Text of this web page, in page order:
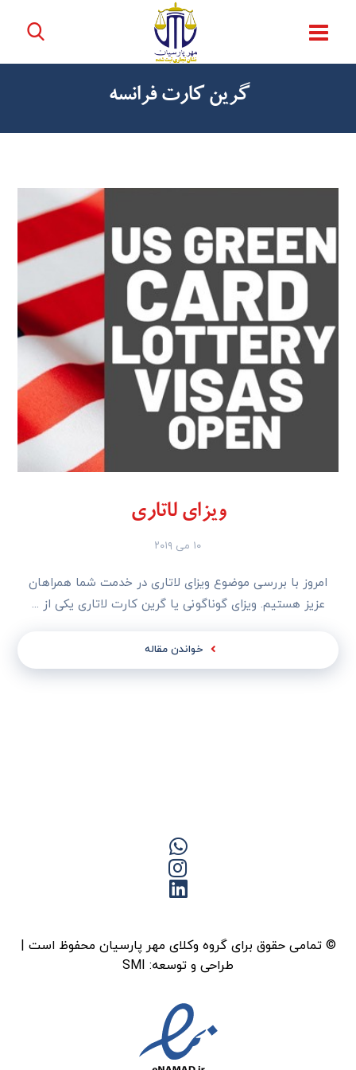
گرین کارت فرانسه
ویزای لاتاری
۱۰ می ۲۰۱۹
امروز با بررسی موضوع ویزای لاتاری در خدمت شما همراهان
عزیز هستیم. ویزای گوناگونی یا گرین کارت لاتاری یکی از ...
خواندن مقاله
© تمامی حقوق برای گروه وکلای مهر پارسیان محفوظ است |
طراحی و توسعه: SMI